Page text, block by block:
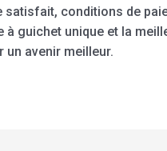
conditions de
guichet unique et la
avenir meilleur.